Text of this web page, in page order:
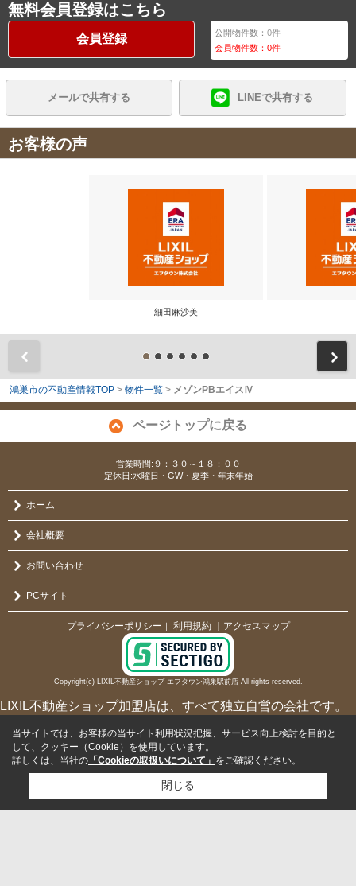
無料会員登録はこちら
会員登録 公開物件数：0件
会員物件数：0件
メールで共有する LINEで共有する
お客様の声
細田麻沙美
鴻巣市の不動産情報TOP > 物件一覧 > メゾンPBエイスⅣ
ページトップに戻る
営業時間:９：３０～１８：００
定休日:水曜日・GW・夏季・年末年始
ホーム
会社概要
お問い合わせ
PCサイト
プライバシーポリシー 利用規約 ｜アクセスマップ
Copyright(c) LIXIL不動産ショップ エフタウン鴻巣駅前店 All rights reserved.
LIXIL不動産ショップ加盟店は、すべて独立自営の会社です。
当サイトでは、お客様の当サイト利用状況把握、サービス向上検討を目的と
して、クッキー（Cookie）を使用しています。
詳しくは、当社の 「Cookieの取扱いについて」 をご確認ください。
閉じる